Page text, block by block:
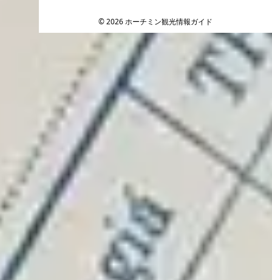
© 2026 ホーチミン観光情報ガイド